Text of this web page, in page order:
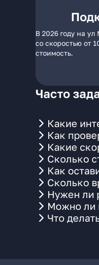
В 2026 году на
со скоростью от
стоимость.
Часто
Какие
Как
Какие
Сколько
Как
Сколько
Нужен ли
Можно ли
Что